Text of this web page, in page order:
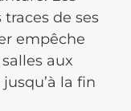
de ses
empêche
aux
la fin